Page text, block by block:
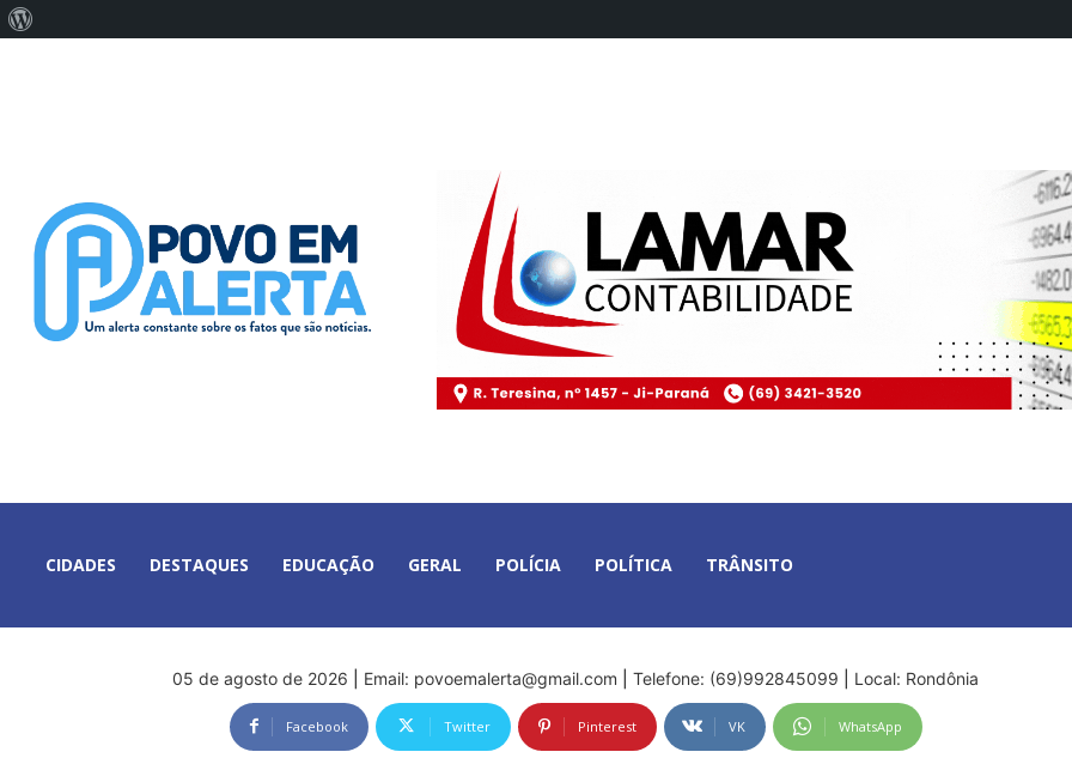
CIDADES DESTAQUES EDUCAÇÃO GERAL POLÍCIA POLÍTICA TRÂNSITO
05 de agosto de 2026 Email: povoemalerta@gmail.com |Telefone: (69)992845099 Local: Rondônia
Facebook Twitter Pinterest VK WhatsApp